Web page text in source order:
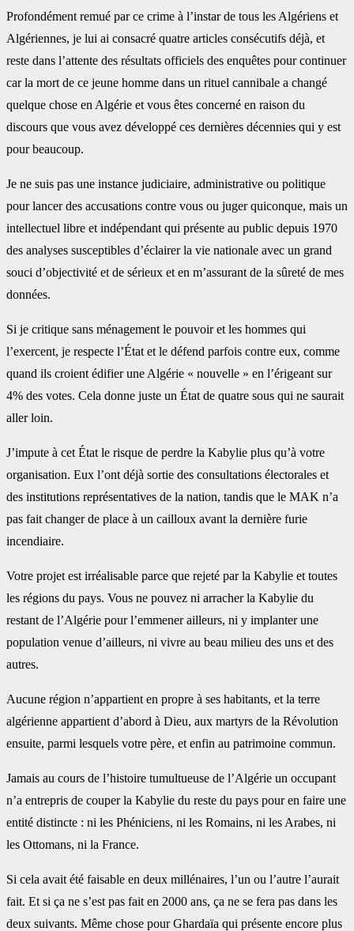
Profondément remué par ce crime à l’instar de tous les Algériens et
‎Algériennes, je lui ai consacré quatre articles consécutifs déjà, et
reste dans l’attente des résultats ‎officiels des enquêtes pour continuer
car la mort de ce jeune homme dans un rituel cannibale a changé
‎quelque chose en Algérie et vous êtes concerné en raison du
discours que vous avez développé ces ‎dernières décennies qui y est
pour beaucoup.‎
Je ne suis pas une instance judiciaire, administrative ou politique
pour lancer des accusations contre ‎vous ou juger quiconque, mais un
intellectuel libre et indépendant qui présente au public depuis 1970
‎des analyses susceptibles d’éclairer la vie nationale avec un grand
souci d’objectivité et de sérieux et ‎en m’assurant de la sûreté de mes
données. ‎
Si je critique sans ménagement le pouvoir et les hommes qui
l’exercent, je respecte l’État et le défend ‎parfois contre eux, comme
quand ils croient édifier une Algérie « nouvelle » en l’érigeant sur
4% des ‎votes. Cela donne juste un État de quatre sous qui ne saurait
aller loin. ‎
J’impute à cet État le risque de perdre la Kabylie plus qu’à votre
organisation. Eux l’ont déjà sortie des ‎consultations électorales et
des institutions représentatives de la nation, tandis que le MAK n’a
pas fait ‎changer de place à un cailloux avant la dernière furie
incendiaire.‎
Votre projet est irréalisable parce que rejeté par la Kabylie et toutes
les régions du pays. Vous ne ‎pouvez ni arracher la Kabylie du
restant de l’Algérie pour l’emmener ailleurs, ni y implanter une
‎population venue d’ailleurs, ni vivre au beau milieu des uns et des
autres.
Aucune région n’appartient en propre à ‎ses habitants, et la terre
algérienne appartient d’abord à Dieu, aux martyrs de la Révolution
ensuite, ‎parmi lesquels votre père, et enfin au patrimoine commun.‎
Jamais au cours de l’histoire tumultueuse de l’Algérie un occupant
n’a entrepris de couper la Kabylie du ‎reste du pays pour en faire une
entité distincte : ni les Phéniciens, ni les Romains, ni les Arabes, ni
les ‎Ottomans, ni la France.
Si cela avait été faisable en deux millénaires, l’un ou l’autre l’aurait
fait. Et si ça ‎ne s’est pas fait en 2000 ans, ça ne se fera pas dans les
deux suivants. Même chose pour Ghardaïa qui ‎présente encore plus